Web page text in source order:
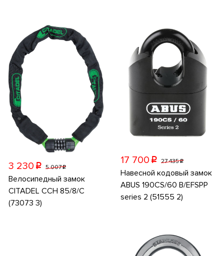
3 230 p 5 007p
Велосипедный замок
CITADEL CCH 85/8/C
(73073 3)
17 700 p 27 435p
Навесной кодовый замок
ABUS 190CS/60 B/EFSPP
series 2 (51555 2)